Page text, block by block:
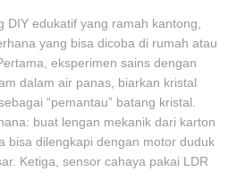
DIY edukatif yang ramah kantong,
yang bisa dicoba di rumah atau
eksperimen sains dengan
dalam air panas, biarkan kristal
“pemantau” batang kristal.
buat lengan mekanik dari karton
bisa dilengkapi dengan motor duduk
Ketiga, sensor cahaya pakai LDR